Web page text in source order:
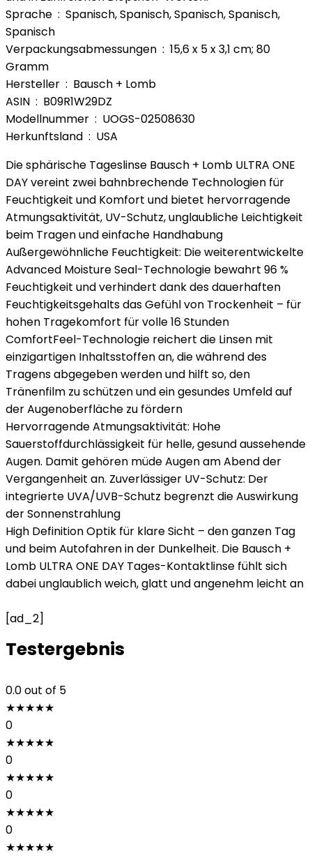
Sprache ‏ : ‎ Spanisch, Spanisch, Spanisch, Spanisch,
Spanisch
Verpackungsabmessungen ‏ : ‎ 15,6 x 5 x 3,1 cm; 80
Gramm
Hersteller ‏ : ‎ Bausch + Lomb
ASIN ‏ : ‎ B09R1W29DZ
Modellnummer ‏ : ‎ UOGS-02508630
Herkunftsland ‏ : ‎ USA
Die sphärische Tageslinse Bausch + Lomb ULTRA ONE
DAY vereint zwei bahnbrechende Technologien für
Feuchtigkeit und Komfort und bietet hervorragende
Atmungsaktivität, UV-Schutz, unglaubliche Leichtigkeit
beim Tragen und einfache Handhabung
Außergewöhnliche Feuchtigkeit: Die weiterentwickelte
Advanced Moisture Seal-Technologie bewahrt 96 %
Feuchtigkeit und verhindert dank des dauerhaften
Feuchtigkeitsgehalts das Gefühl von Trockenheit – für
hohen Tragekomfort für volle 16 Stunden
ComfortFeel-Technologie reichert die Linsen mit
einzigartigen Inhaltsstoffen an, die während des
Tragens abgegeben werden und hilft so, den
Tränenfilm zu schützen und ein gesundes Umfeld auf
der Augenoberfläche zu fördern
Hervorragende Atmungsaktivität: Hohe
Sauerstoffdurchlässigkeit für helle, gesund aussehende
Augen. Damit gehören müde Augen am Abend der
Vergangenheit an. Zuverlässiger UV-Schutz: Der
integrierte UVA/UVB-Schutz begrenzt die Auswirkung
der Sonnenstrahlung
High Definition Optik für klare Sicht – den ganzen Tag
und beim Autofahren in der Dunkelheit. Die Bausch +
Lomb ULTRA ONE DAY Tages-Kontaktlinse fühlt sich
dabei unglaublich weich, glatt und angenehm leicht an
[ad_2]
Testergebnis
0.0out of 5
★★★★★
0
★★★★★
0
★★★★★
0
★★★★★
0
★★★★★